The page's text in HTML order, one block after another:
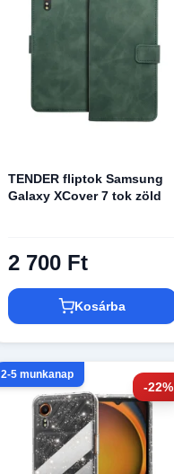
TENDER fliptok Samsung
Galaxy XCover 7 tok zöld
2 700 Ft
Kosárba
-22%
2-5 munkanap